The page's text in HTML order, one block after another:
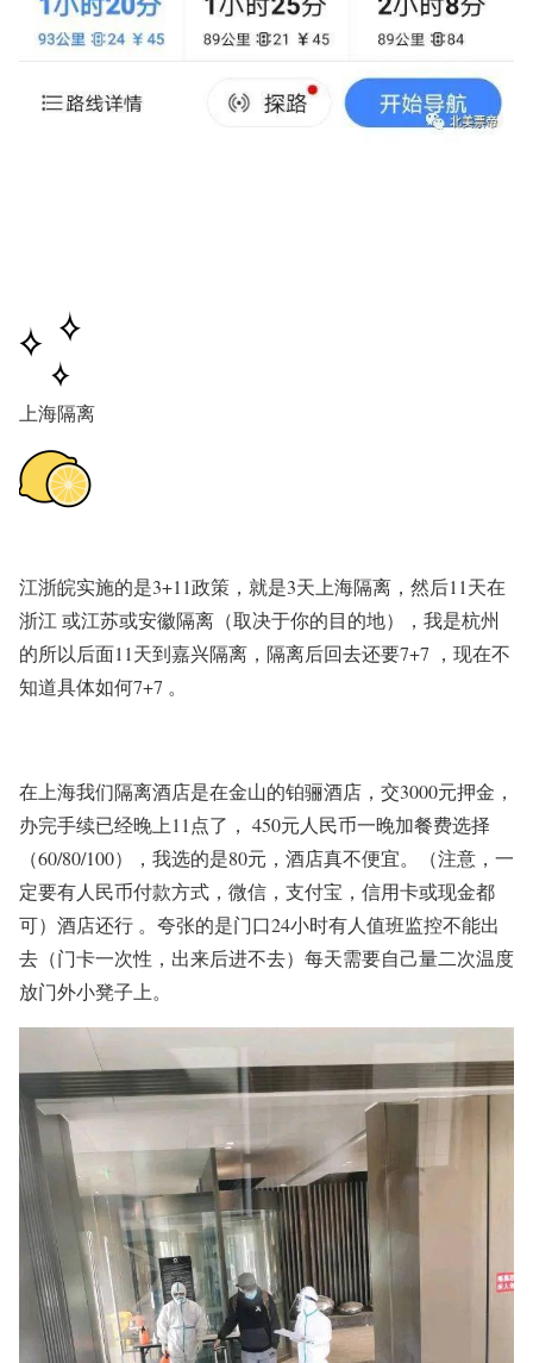
上海隔离
江浙皖实施的是3+11政策，就是3天上海隔离，然后11天在
浙江 或江苏或安徽隔离（取决于你的目的地），我是杭州
的所以后面11天到嘉兴隔离，隔离后回去还要7+7 ，现在不
知道具体如何7+7 。
在上海我们隔离酒店是在金山的铂骊酒店，交3000元押金，
办完手续已经晚上11点了， 450元人民币一晚加餐费选择
（60/80/100），我选的是80元，酒店真不便宜。
（注意，一
定要有人民币付款方式，微信，支付宝，信用卡或现金都
可） 酒店还行 。 夸张的是门口24小时有人值班监控不能出
去（门卡一次性，出来后进不去） 每天需要自己量二次温度
放门外小凳子上。